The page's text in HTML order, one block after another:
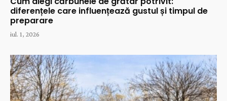
diferențele care influențează gustul și timpul de
preparare
iul. 1, 2026